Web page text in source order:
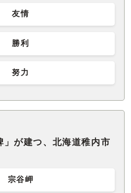
友情
勝利
努力
」が建つ、北海道稚内市
宗谷岬